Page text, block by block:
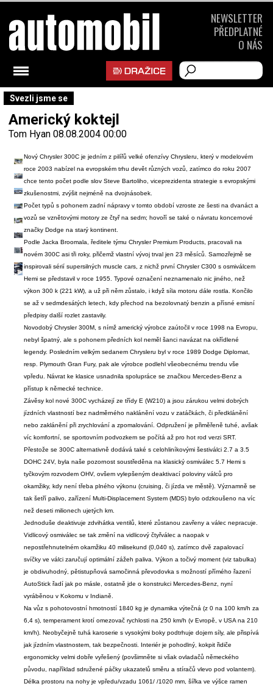
Svezli jsme se
Americký koktejl
Tom Hyan 08.08.2004 00:00
Nový Chrysler 300C je jedním z pilířů velké ofenzívy Chrysleru, který v modelovém
roce 2003 nabízel na evropském trhu devět různých vozů, zatímco do roku 2007
chce tento počet podle slov Steve Bartoliho, viceprezidenta strategie s evropskými
zkušenostmi, zvýšit nejméně na dvojnásobek.
Počet typů s pohonem zadní nápravy v tomto období vzroste ze šesti na dvanáct a
vozů se vznětovými motory ze čtyř na sedm; hovoří se také o návratu koncernové
značky Dodge na starý kontinent.
Podle Jacka Broomala, ředitele týmu Chrysler Premium Products, pracovali na
novém 300C asi tři roky, přičemž vlastní vývoj trval jen 23 měsíců. Samozřejmě se
inspirovali sérií supersilných muscle cars, z nichž první Chrysler C300 s osmiválcem
Hemi se představil v roce 1955. Typové označení neznamenalo nic jiného, než
výkon 300 k (221 kW), a už při něm zůstalo, i když síla motoru dále rostla. Končilo
se až v sedmdesátých letech, kdy přechod na bezolovnatý benzin a přísné emisní
předpisy další rozlet zastavily.
Novodobý Chrysler 300M, s nímž americký výrobce zaútočil v roce 1998 na Evropu,
nebyl špatný, ale s pohonem předních kol neměl šanci navázat na okřídlené
legendy. Posledním velkým sedanem Chrysleru byl v roce 1989 Dodge Diplomat,
resp. Plymouth Gran Fury, pak ale výrobce podlehl všeobecnému trendu vše
vpředu. Návrat ke klasice usnadnila spolupráce se značkou Mercedes-Benz a
přístup k německé technice.
Závěsy kol nové 300C vycházejí ze třídy E (W210) a jsou zárukou velmi dobrých
jízdních vlastností bez nadměrného naklánění vozu v zatáčkách, či předklánění
nebo zaklánění při zrychlování a zpomalování. Odpružení je přiměřeně tuhé, avšak
víc komfortní, se sportovním podvozkem se počítá až pro hot rod verzi SRT.
Přestože se 300C alternativně dodává také s celohliníkovými šestiválci 2.7 a 3.5
DOHC 24V, byla naše pozornost soustředěna na klasický osmiválec 5.7 Hemi s
tyčkovým rozvodem OHV, ovšem vylepšeným deaktivací poloviny válců pro
okamžiky, kdy není třeba plného výkonu (cruising, či jízda ve městě). Významně se
tak šetří palivo, zařízení Multi-Displacement System (MDS) bylo odzkoušeno na víc
než deseti milionech ujetých km.
Jednoduše deaktivuje zdvihátka ventilů, které zůstanou zavřeny a válec nepracuje.
Vidlicový osmiválec se tak změní na vidlicový čtyřválec a naopak v
nepostřehnutelném okamžiku 40 milisekund (0,040 s), zatímco dvě zapalovací
svíčky ve válci zaručují optimální zážeh paliva. Výkon a točivý moment (viz tabulka)
je obdivuhodný, pětistupňová samočinná převodovka s možností přímého řazení
AutoStick řadí jak po másle, ostatně jde o konstrukci Mercedes-Benz, nyní
vyráběnou v Kokomu v Indianě.
Na vůz s pohotovostní hmotností 1840 kg je dynamika výtečná (z 0 na 100 km/h za
6,4 s), temperament krotí omezovač rychlosti na 250 km/h (v Evropě, v USA na 210
km/h). Neobyčejně tuhá karoserie s vysokými boky podtrhuje dojem síly, ale přispívá
jak jízdním vlastnostem, tak bezpečnosti. Interiér je pohodlný, kokpit řidiče
ergonomicky velmi dobře vyřešený (povšimněte si však ovladačů německého
původu, například sdružené páčky ukazatelů směru a stíračů vlevo pod volantem).
Délka prostoru na nohy je vpředu/vzadu 1061/ /1020 mm, šířka ve výšce ramen
NEWSLETTER
PŘEDPLATNÉ
O NÁS